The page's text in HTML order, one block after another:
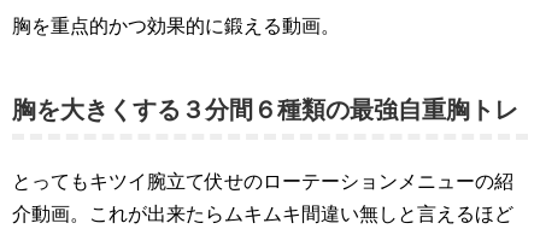
胸を重点的かつ効果的に鍛える動画。
胸を大きくする３分間６種類の最強自重胸トレ
とってもキツイ腕立て伏せのローテーションメニューの紹
介動画。これが出来たらムキムキ間違い無しと言えるほど